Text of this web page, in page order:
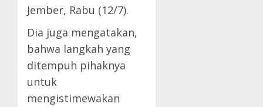
Jember, Rabu (12/7).
Dia juga mengatakan,
bahwa langkah yang
ditempuh pihaknya
untuk
mengistimewakan